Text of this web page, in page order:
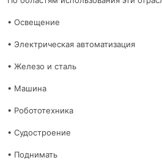
• Освещение
• Электрическая автоматизация
• Железо и сталь
• Машина
• Робототехника
• Судостроение
• Поднимать